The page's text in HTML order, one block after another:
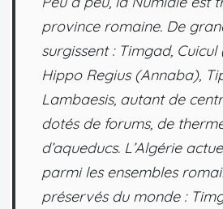
province romaine. De
surgissent : Timgad,
Hippo Regius (Annaba),
Lambaesis, autant de
dotés de forums, de
d’aqueducs. L’Algérie
parmi les ensembles
préservés du monde :